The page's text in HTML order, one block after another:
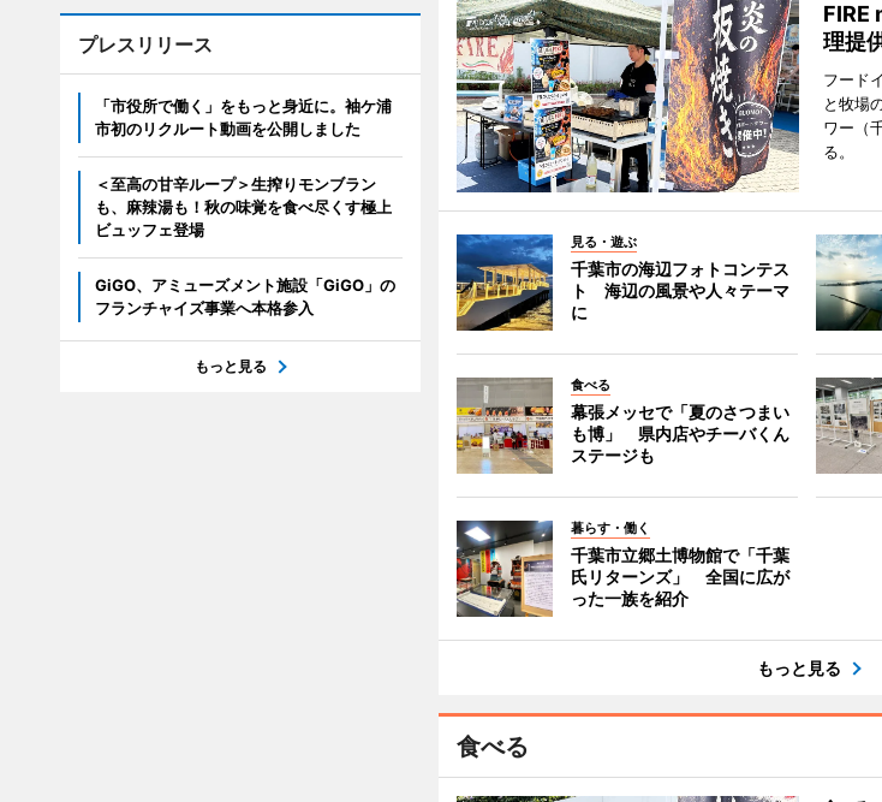
FIRE
理提
フード
と牧場
ワー（
る。
見る・遊ぶ
千葉市の海辺フォトコンテス
ト 海辺の風景や人々テーマ
に
食べる
幕張メッセで「夏のさつまい
も博」 県内店やチーバくん
ステージも
暮らす・働く
千葉市立郷土博物館で「千葉
氏リターンズ」 全国に広が
った一族を紹介
もっと見る
食べる
プレスリリース
「市役所で働く」をもっと身近に。袖ケ浦
市初のリクルート動画を公開しました
＜至高の甘辛ループ＞生搾りモンブラン
も、麻辣湯も！秋の味覚を食べ尽くす極上
ビュッフェ登場
GiGO、アミューズメント施設「GiGO」の
フランチャイズ事業へ本格参入
もっと見る